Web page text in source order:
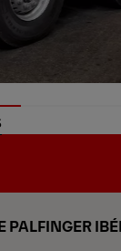
PALFINGER